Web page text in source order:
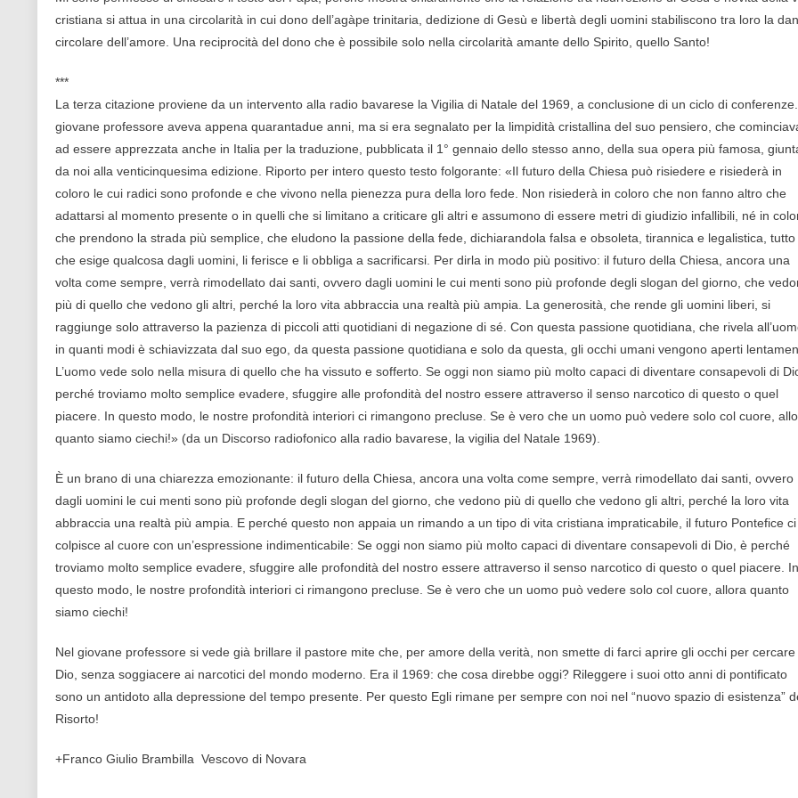
cristiana si attua in una circolarità in cui dono dell’agàpe trinitaria, dedizione di Gesù e libertà degli uomini stabiliscono tra loro la
circolare dell’amore. Una reciprocità del dono che è possibile solo nella circolarità amante dello Spirito, quello Santo!
***
La terza citazione proviene da un intervento alla radio bavarese la Vigilia di Natale del 1969, a conclusione di un ciclo di
giovane professore aveva appena quarantadue anni, ma si era segnalato per la limpidità cristallina del suo pensiero, che
ad essere apprezzata anche in Italia per la traduzione, pubblicata il 1° gennaio dello stesso anno, della sua opera più famosa,
da noi alla venticinquesima edizione. Riporto per intero questo testo folgorante: «Il futuro della Chiesa può risiedere e risiederà in
coloro le cui radici sono profonde e che vivono nella pienezza pura della loro fede. Non risiederà in coloro che non fanno altro che
adattarsi al momento presente o in quelli che si limitano a criticare gli altri e assumono di essere metri di giudizio infallibili, né in
che prendono la strada più semplice, che eludono la passione della fede, dichiarandola falsa e obsoleta, tirannica e legalistica, tutto
che esige qualcosa dagli uomini, li ferisce e li obbliga a sacrificarsi. Per dirla in modo più positivo: il futuro della Chiesa, ancora una
volta come sempre, verrà rimodellato dai santi, ovvero dagli uomini le cui menti sono più profonde degli slogan del giorno, che
più di quello che vedono gli altri, perché la loro vita abbraccia una realtà più ampia. La generosità, che rende gli uomini liberi, si
raggiunge solo attraverso la pazienza di piccoli atti quotidiani di negazione di sé. Con questa passione quotidiana, che rivela
in quanti modi è schiavizzata dal suo ego, da questa passione quotidiana e solo da questa, gli occhi umani vengono aperti
L’uomo vede solo nella misura di quello che ha vissuto e sofferto. Se oggi non siamo più molto capaci di diventare consapevoli di
perché troviamo molto semplice evadere, sfuggire alle profondità del nostro essere attraverso il senso narcotico di questo o quel
piacere. In questo modo, le nostre profondità interiori ci rimangono precluse. Se è vero che un uomo può vedere solo col cuore,
quanto siamo ciechi!» (da un Discorso radiofonico alla radio bavarese, la vigilia del Natale 1969).
È un brano di una chiarezza emozionante: il futuro della Chiesa, ancora una volta come sempre, verrà rimodellato dai santi, ovvero
dagli uomini le cui menti sono più profonde degli slogan del giorno, che vedono più di quello che vedono gli altri, perché la loro vita
abbraccia una realtà più ampia. E perché questo non appaia un rimando a un tipo di vita cristiana impraticabile, il futuro Pontefice ci
colpisce al cuore con un’espressione indimenticabile: Se oggi non siamo più molto capaci di diventare consapevoli di Dio, è perché
troviamo molto semplice evadere, sfuggire alle profondità del nostro essere attraverso il senso narcotico di questo o quel piacere. In
questo modo, le nostre profondità interiori ci rimangono precluse. Se è vero che un uomo può vedere solo col cuore, allora quanto
siamo ciechi!
Nel giovane professore si vede già brillare il pastore mite che, per amore della verità, non smette di farci aprire gli occhi per cercare
Dio, senza soggiacere ai narcotici del mondo moderno. Era il 1969: che cosa direbbe oggi? Rileggere i suoi otto anni di pontificato
sono un antidoto alla depressione del tempo presente. Per questo Egli rimane per sempre con noi nel “nuovo spazio di esistenza”
Risorto!
+Franco Giulio Brambilla Vescovo di Novara